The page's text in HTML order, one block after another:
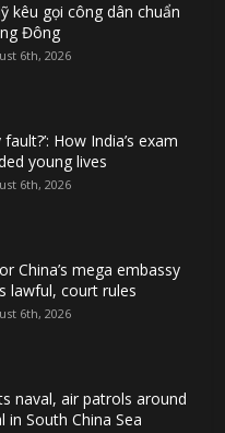
kêu gọi công dân chuẩn
Đông
6th, 2026
How India’s exam
young lives
6th, 2026
China’s mega embassy
lawful, court rules
6th, 2026
naval, air patrols around
in South China Sea